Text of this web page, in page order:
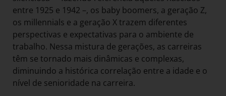
entre 1925 e 1942 –, os baby boomers, a geração Z,
os millennials e a geração X trazem diferentes
perspectivas e expectativas para o ambiente de
trabalho. Nessa mistura de gerações, as carreiras
têm se tornado mais dinâmicas e complexas,
diminuindo a histórica correlação entre a idade e o
nível de senioridade na carreira.